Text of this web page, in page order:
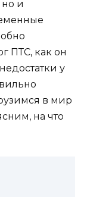
но и
ПТС, как он
у
в мир
на что